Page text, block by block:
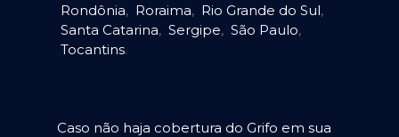
Rondônia, Roraima, Rio Grande do Sul,
Santa Catarina, Sergipe, São Paulo,
Tocantins.
Caso não haja cobertura do Grifo em sua